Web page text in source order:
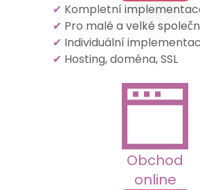
✔ Kompletní
✔ Pro malé a velké
✔ Individuální
✔ Hosting, doména, SSL
Obchod
online